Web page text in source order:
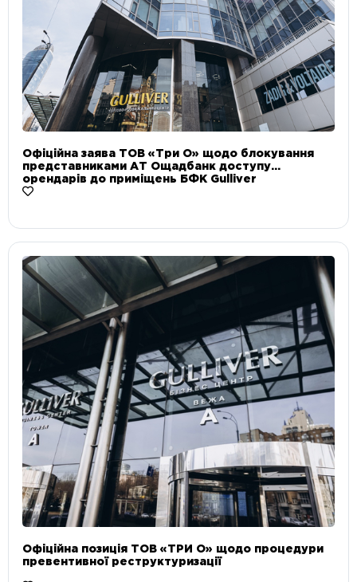
Офіційна заява ТОВ «Три О» щодо блокування
представниками АТ Ощадбанк доступу
орендарів до приміщень БФК Gulliver
Офіційна позиція ТОВ «ТРИ О» щодо процедури
превентивної реструктуризації